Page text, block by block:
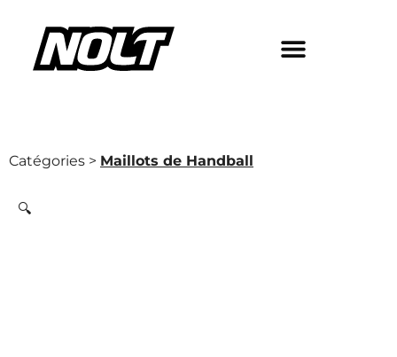
Catégories > Maillots de Handball
🔍